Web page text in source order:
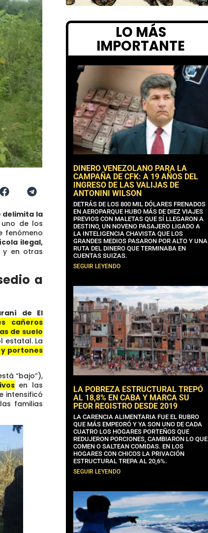
delimita la
de los
fenómeno
ilegal,
y en otras
a
de El
cañeros
de suelo
estatal. La
portones
“bajo”),
en las
intensificó
familias
LO MÁS
IMPORTANTE
DINERO VENEZOLANO PARA LA
CAMPAÑA DE CFK: A 19 AÑOS DEL
INGRESO DE LAS VALIJAS DE
ANTONINI WILSON
DETRÁS DE LOS 800 MIL DÓLARES FRENADOS
EN AEROPARQUE HUBO MÁS DE DIEZ VIAJES
PREVIOS CON MALETAS QUE SÍ LLEGARON A
DESTINO, UN NOVENO PASAJERO LIGADO A
LA INTELIGENCIA CHAVISTA QUE LOS
GRANDES MEDIOS PASARON POR ALTO Y UNA
RUTA DEL DINERO QUE TERMINABA EN
CUENTAS SUIZAS.
SEGUIR LEYENDO
LA POBREZA ESTRUCTURAL TREPÓ
AL 18,8% EN CABA Y MARCA SU
PEOR REGISTRO DESDE 2019
LA CARENCIA ALIMENTARIA FUE EL RUBRO
QUE MÁS EMPEORÓ Y YA SON UNO DE CADA
CUATRO LOS HOGARES PORTEÑOS QUE
REDUJERON PORCIONES, CAMBIARON LO QUE
COMEN O SALTEAN COMIDAS. EN LOS
HOGARES CON CHICOS LA PRIVACIÓN
ESTRUCTURAL TREPA AL 20,6%.
SEGUIR LEYENDO